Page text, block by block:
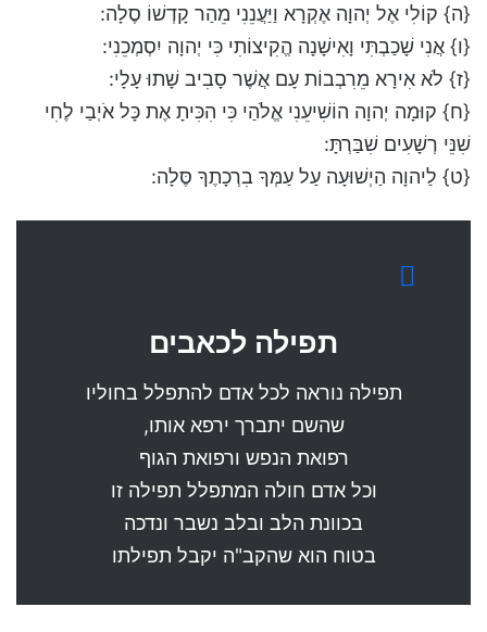
{ה} קוֹלִי אֶל יְהוָה אֶקְרָא וַיַּעֲנֵנִי מֵהַר קָדְשׁוֹ סֶלָה:
{ו} אֲנִי שָׁכַבְתִּי וָאִישָׁנָה הֱקִיצוֹתִי כִּי יְהוָה יִסְמְכֵנִי:
{ז} לֹא אִירָא מֵרִבְבוֹת עָם אֲשֶׁר סָבִיב שָׁתוּ עָלָי:
{ח} קוּמָה יְהוָה הוֹשִׁיעֵנִי אֱלֹהַי כִּי הִכִּיתָ אֶת כָּל אֹיְבַי לֶחִי
שִׁנֵּי רְשָׁעִים שִׁבַּרְתָּ:
{ט} לַיהוָה הַיְשׁוּעָה עַל עַמְּךָ בִרְכָתֶךָ סֶּלָה:
תפילה לכאבים
תפילה נוראה לכל אדם להתפלל בחוליו
שהשם יתברך ירפא אותו,
רפואת הנפש ורפואת הגוף
וכל אדם חולה המתפלל תפילה זו
בכוונת הלב ובלב נשבר ונדכה
בטוח הוא שהקב"ה יקבל תפילתו